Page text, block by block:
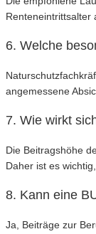
Renteneintrittsalter
6. Welche
angemessene
7. Wie wirkt
Die Beitragshöhe
Daher ist es
8. Kann eine
Ja, Beiträge zur